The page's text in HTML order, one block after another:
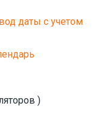
даты с учетом
)